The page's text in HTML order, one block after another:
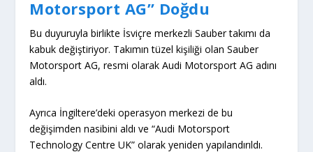
Motorsport AG” Doğdu
Bu duyuruyla birlikte İsviçre merkezli Sauber takımı da
kabuk değiştiriyor. Takımın tüzel kişiliği olanSauber
Motorsport AG, resmi olarakAudi Motorsport AG adını
aldı.
Ayrıca İngiltere’deki operasyon merkezi de bu
değişimden nasibini aldı ve “Audi Motorsport
Technology Centre UK” olarak yeniden yapılandırıldı.